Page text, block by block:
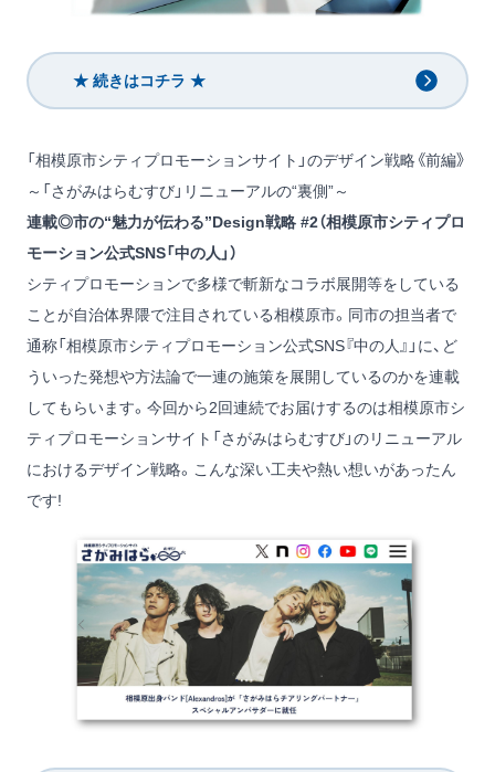
★ 続きはコチラ ★
「相模原市シティプロモーションサイト」のデザイン戦略《前編》
～「さがみはらむすび」リニューアルの“裏側”～
連載◎市の“魅力が伝わる”Design戦略 #2（相模原市シティプロ
モーション公式SNS「中の人」）
シティプロモーションで多様で斬新なコラボ展開等をしている
ことが自治体界隈で注目されている相模原市。同市の担当者で
通称「相模原市シティプロモーション公式SNS『中の人』」に、ど
ういった発想や方法論で一連の施策を展開しているのかを連載
してもらいます。今回から2回連続でお届けするのは相模原市シ
ティプロモーションサイト「さがみはらむすび」のリニューアル
におけるデザイン戦略。こんな深い工夫や熱い想いがあったん
です!